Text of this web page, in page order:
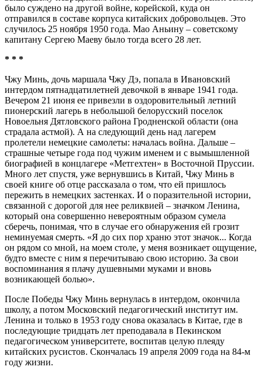
было суждено на другой войне, корейской, куда он
отправился в составе корпуса китайских добровольцев. Это
случилось 25 ноября 1950 года. Мао Аньину – советскому
капитану Сергею Маеву было тогда всего 28 лет.
* * *
Чжу Минь, дочь маршала Чжу Дэ, попала в Ивановский
интердом пятнадцатилетней девочкой в январе 1941 года.
Вечером 21 июня ее привезли в оздоровительный летний
пионерский лагерь в небольшой белорусский поселок
Новоельня Дятловского района Гродненской области (она
страдала астмой). А на следующий день над лагерем
пролетели немецкие самолеты: началась война. Дальше –
страшные четыре года под чужим именем и с вымышленной
биографией в концлагере «Метгехтен» в Восточной Пруссии.
Много лет спустя, уже вернувшись в Китай, Чжу Минь в
своей книге об отце рассказала о том, что ей пришлось
пережить в немецких застенках. И о поразительной истории,
связанной с дорогой для нее реликвией – значком Ленина,
который она совершенно невероятным образом сумела
сберечь, понимая, что в случае его обнаружения ей грозит
неминуемая смерть. «Я до сих пор храню этот значок... Когда
он рядом со мной, на моем столе, у меня возникает ощущение,
будто вместе с ним я перечитываю свою историю. За свои
воспоминания я плачу душевными муками и вновь
возникающей болью».
После Победы Чжу Минь вернулась в интердом, окончила
школу, а потом Московский педагогический институт им.
Ленина и только в 1953 году снова оказалась в Китае, где в
последующие тридцать лет преподавала в Пекинском
педагогическом университете, воспитав целую плеяду
китайских русистов. Скончалась 19 апреля 2009 года на 84-м
году жизни.